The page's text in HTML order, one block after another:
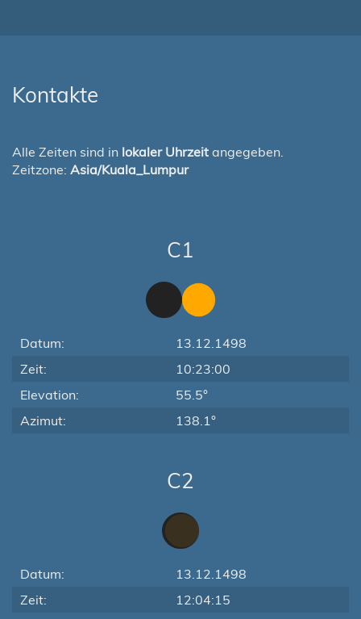
Kontakte
Alle Zeiten sind in lokaler Uhrzeit angegeben.
Zeitzone: Asia/Kuala_Lumpur
C1
Datum:
13.12.1498
Zeit:
10:23:00
Elevation:
55.5°
Azimut:
138.1°
C2
Datum:
13.12.1498
Zeit:
12:04:15